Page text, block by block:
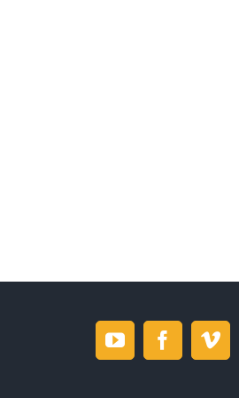
YouTubeFacebook